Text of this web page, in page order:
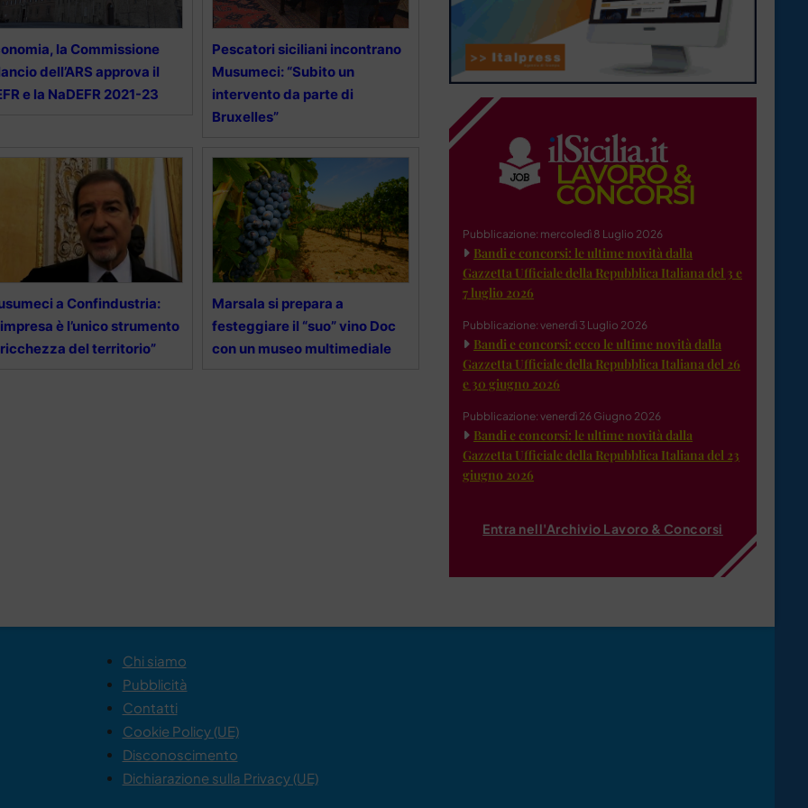
la Commissione
dell’ARS approva il
e la NaDEFR 2021-23
Pescatori siciliani incontrano
Musumeci: “Subito un
intervento da parte di
Bruxelles”
a Confindustria:
è l’unico strumento
del territorio”
Marsala si prepara a
festeggiare il “suo” vino Doc
con un museo multimediale
Pubblicazione: mercoledì 8 Luglio 2026
Bandi e concorsi: le ultime novità dalla
Gazzetta Ufficiale della Repubblica Italiana del 3 e
7 luglio 2026
Pubblicazione: venerdì 3 Luglio 2026
Bandi e concorsi: ecco le ultime novità dalla
Gazzetta Ufficiale della Repubblica Italiana del 26
e 30 giugno 2026
Pubblicazione: venerdì 26 Giugno 2026
Bandi e concorsi: le ultime novità dalla
Gazzetta Ufficiale della Repubblica Italiana del 23
giugno 2026
Entra nell'Archivio Lavoro & Concorsi
Chi siamo
Pubblicità
Contatti
Cookie Policy (UE)
Disconoscimento
Dichiarazione sulla Privacy (UE)